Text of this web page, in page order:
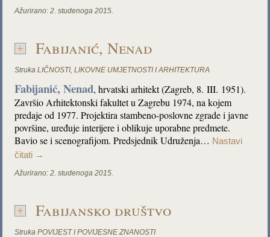
Ažurirano: 2. studenoga 2015.
Fabijanić, Nenad
Struka LIČNOSTI,LIKOVNE UMJETNOSTI I ARHITEKTURA
Fabijanić, Nenad, hrvatski arhitekt (Zagreb, 8. III. 1951).
Završio Arhitektonski fakultet u Zagrebu 1974, na kojem
predaje od 1977. Projektira stambeno-poslovne zgrade i javne
površine, uređuje interijere i oblikuje uporabne predmete.
Bavio se i scenografijom. Predsjednik Udruženja… Nastavi
čitati →
Ažurirano: 2. studenoga 2015.
Fabijansko društvo
Struka POVIJEST I POVIJESNE ZNANOSTI